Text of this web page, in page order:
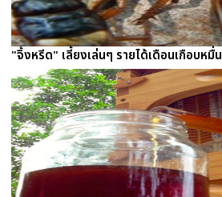
"จิ้งหรีด" เลี้ยงเล่นๆ รายได้เดือนเกือบหมื่น